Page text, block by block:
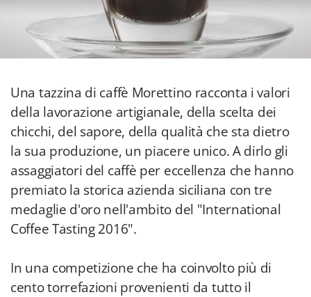
Una tazzina di caffè Morettino racconta i valori
della lavorazione artigianale, della scelta dei
chicchi, del sapore, della qualità che sta dietro
la sua produzione, un piacere unico. A dirlo gli
assaggiatori del caffè per eccellenza che hanno
premiato la storica azienda siciliana con tre
medaglie d'oro nell'ambito del "International
Coffee Tasting 2016".
In una competizione che ha coinvolto più di
cento torrefazioni provenienti da tutto il